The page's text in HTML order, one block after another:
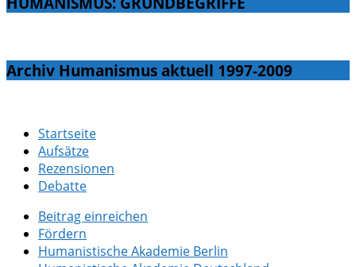
Archiv Humanismus aktuell 1997-2009
Startseite
Aufsätze
Rezensionen
Debatte
Beitrag einreichen
Fördern
Humanistische Akademie Berlin